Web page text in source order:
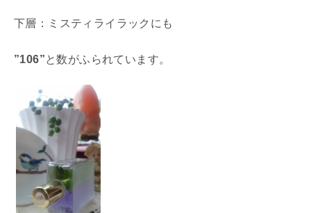
下層：ミスティライラックにも
”106”と数がふられています。